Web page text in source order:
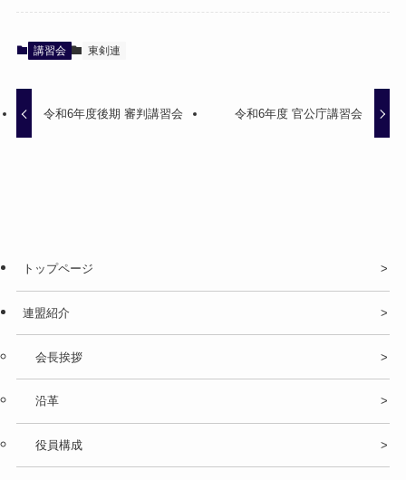
講習会 東剣連
令和6年度後期 審判講習会 令和6年度 官公庁講習会
トップページ
連盟紹介
会長挨拶
沿革
役員構成